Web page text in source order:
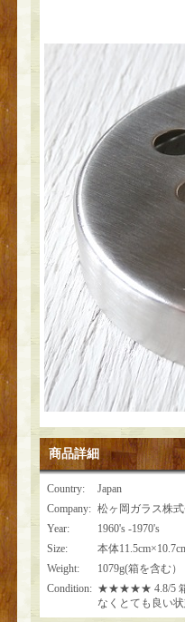
商品詳細
Country:
Japan
Company: 松ヶ岡ガラス株
Year:
1960's -1970's
Size:
本体
Weight:
1079g(箱を含む）
Condition: ★★★★★ 4.8/5 箱
なくとても良い状